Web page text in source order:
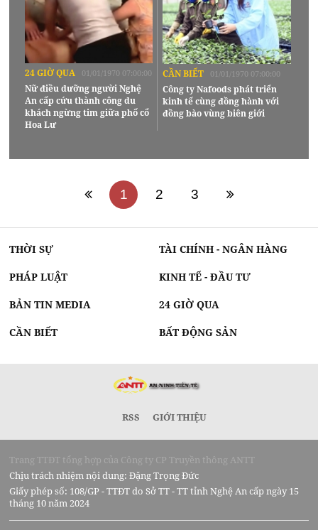
24 GIỜ QUA 01/01/1970 07:00:00
Nữ điều dưỡng người Nghệ
An cấp cứu thành công du
khách ngừng tim giữa phố cổ
Hoa Lư
CẦN BIẾT 01/01/1970 07:00:00
Công ty Nafoods phát triển
kinh tế cùng đồng hành với
đồng bào vùng biên giới
1 2 3
THỜI SỰ TÀI CHÍNH - NGÂN HÀNG
PHÁP LUẬT KINH TẾ - ĐẦU TƯ
BẢN TIN MEDIA 24 GIỜ QUA
CẦN BIẾT BẤT ĐỘNG SẢN
RSS GIỚI THIỆU
Trang TTĐT tổng hợp của Công ty CP Truyền thông ANTT
Chịu trách nhiệm nội dung: Đặng Trọng Đức
Giấy phép số: 108/GP - TTĐT do Sở TT - TT tỉnh Nghệ An cấp ngày 15
tháng 10 năm 2024